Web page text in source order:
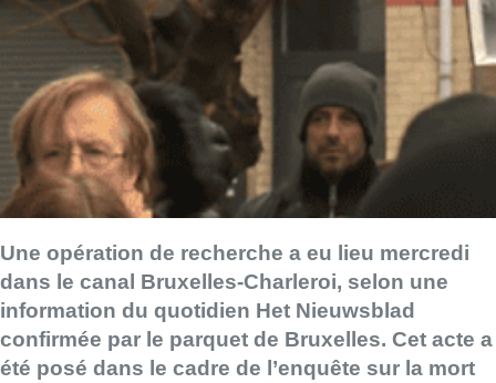
Une opération de recherche a eu lieu mercredi
dans le canal Bruxelles-Charleroi, selon une
information du quotidien Het Nieuwsblad
confirmée par le parquet de Bruxelles. Cet acte a
été posé dans le cadre de l’enquête sur la mort